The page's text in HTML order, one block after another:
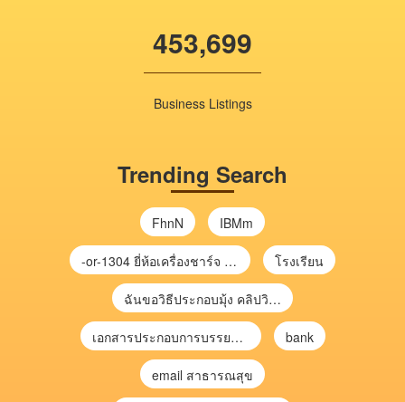
453,699
Business Listings
Trending Search
FhnN IBMm
-or-1304 ยี่ห้อเครื่องชาร์จ chargecore โรงเรียน
ฉันขอวิธีประกอบมุ้ง คลิปวิดีโอ การประกอบมุ้ง
เอกสารประกอบการบรรยาย การประเมินความเสี่ยงเพื่อวางแผนการตรวจสอบ \ bank
email สาธารณสุข